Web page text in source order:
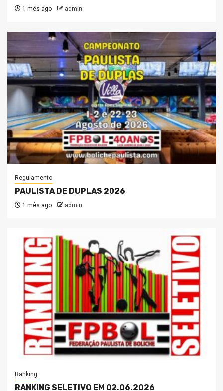
1 mês ago admin
Regulamento
PAULISTA DE DUPLAS 2026
1 mês ago admin
Ranking
RANKING SELETIVO EM 02.06.2026